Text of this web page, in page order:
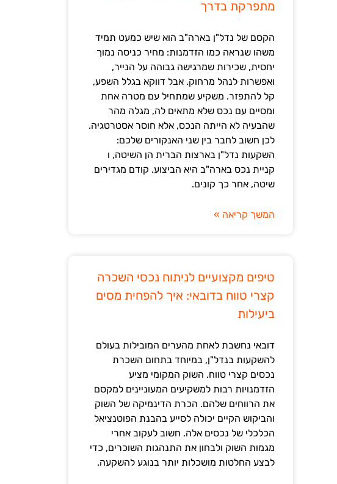
מתפרקת בדרך
הקסם של נדל"ן בארה"ב הוא שיש כמעט תמיד
משהו שנראה כמו הזדמנות: מחיר כניסה נמוך
יחסית, שכירות שמרגישה גבוהה על הנייר,
ואפשרות לנהל מרחוק. אבל דווקא בגלל השפע,
קל להתפזר. משקיע שמתחיל עם מטרה אחת
ומסיים עם נכס שלא מתאים לה, מגלה מהר
שהבעיה לא הייתה הנכס, אלא חוסר אסטרטגיה.
לכן חשוב לחבר בין שני האנקורים שלכם:
השקעות נדל"ן בארצות הברית הן השיטה, ו
קניית נכס בארה"ב היא הביצוע. קודם מגדירים
שיטה, אחר כך קונים.
המשך קריאה »
טיפים מקצועיים לניתוח נכסי השכרה
קצרי טווח בדובאי: איך להפחית מסים
ביעילות
דובאי נחשבת לאחת מהערים המובילות בעולם
להשקעות בנדל"ן, במיוחד בתחום השכרת
נכסים קצרי טווח. השוק המקומי מציע
הזדמנויות רבות למשקיעים המעוניינים למקסם
את הרווחים שלהם. הכרת הדינמיקה של השוק
והביקוש הקיים יכולה לסייע בהבנת הפוטנציאל
הכלכלי של נכסים אלה. חשוב לעקוב אחרי
מגמות השוק ולבחון את התנהגות השוכרים, כדי
לבצע החלטות מושכלות יותר בנוגע להשקעה.